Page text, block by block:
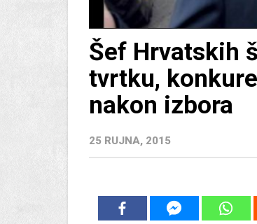
Šef Hrvatskih
tvrtku,
nakon izbora
25 RUJNA, 2015